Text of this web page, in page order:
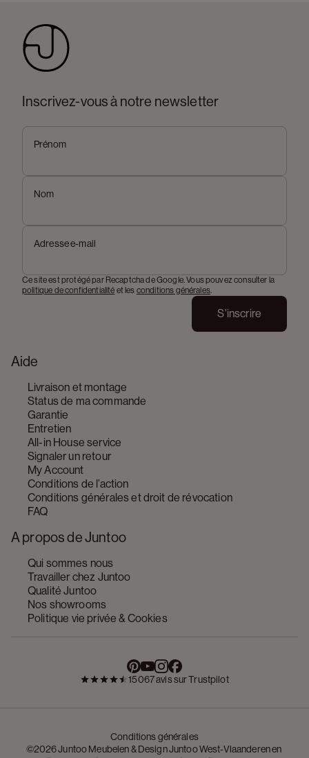
Aide
Livraison et montage
Status de ma commande
Garantie
Entretien
All-in House service
Signaler un retour
My Account
Conditions de l’action
Conditions générales et droit de révocation
FAQ
A propos de Juntoo
Qui sommes nous
Travailler chez Juntoo
Qualité Juntoo
Nos showrooms
Politique vie privée & Cookies
Inscrivez-vous à notre newsletter
Prénom
Nom
Adresse e-mail
Ce site est protégé par Recaptcha de Google. Vous pouvez consulter la
politique de confidentialité et les conditions générales.
S'inscrire
15067 avis sur Trustpilot
Conditions générales
©2026 Juntoo Meubelen & Design Juntoo West-Vlaanderen en